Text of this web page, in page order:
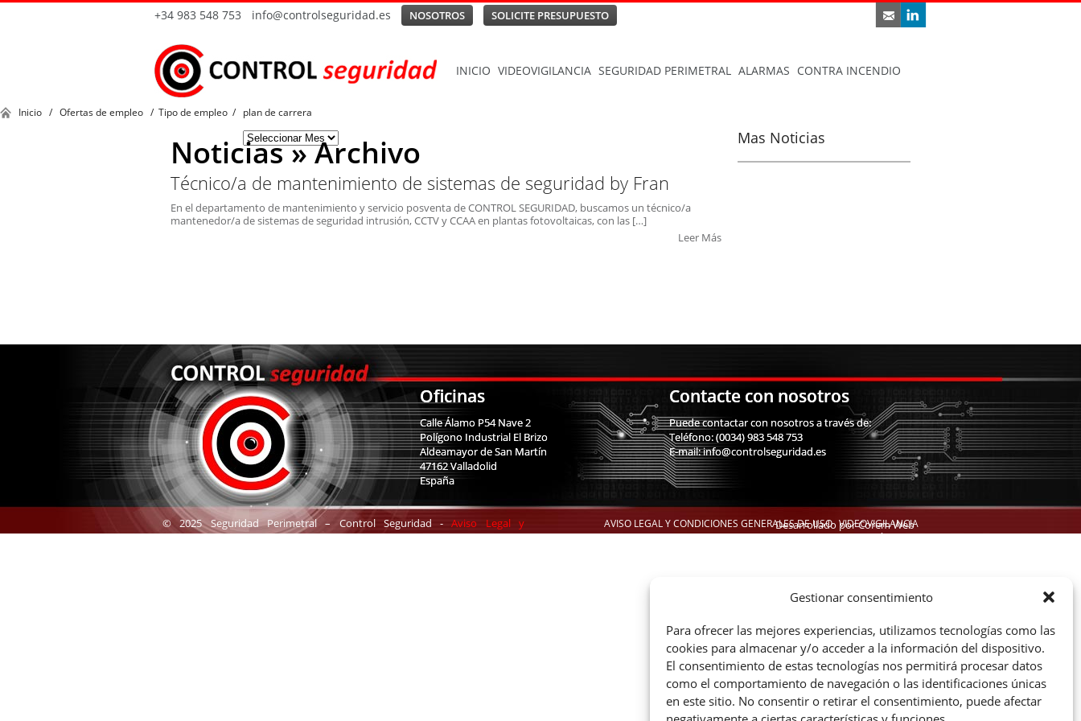
Gestionar consentimiento
Para ofrecer las mejores experiencias, utilizamos tecnologías como las
cookies para almacenar y/o acceder a la información del dispositivo.
El consentimiento de estas tecnologías nos permitirá procesar datos
como el comportamiento de navegación o las identificaciones únicas
en este sitio. No consentir o retirar el consentimiento, puede afectar
+34 983 548 753 info@controlseguridad.es NOSOTROS SOLICITE PRESUPUESTO
INICIO VIDEOVIGILANCIA SEGURIDAD PERIMETRAL ALARMAS CONTRA INCENDIO
Inicio / Ofertas de empleo / Tipo de empleo / plan de carrera
Noticias » Archivo
Técnico/a de mantenimiento de sistemas de seguridad by Fran
En el departamento de mantenimiento y servicio posventa de CONTROL SEGURIDAD, buscamos un técnico/a
mantenedor/a de sistemas de seguridad intrusión, CCTV y CCAA en plantas fotovoltaicas, con las […]
Leer Más
Mas Noticias
Oficinas
Calle Álamo P54 Nave 2
Polígono Industrial El Brizo
Aldeamayor de San Martín
47162 Valladolid
España
Contacte con nosotros
Puede contactar con nosotros a través de:
Teléfono: (0034) 983 548 753
E-mail: info@controlseguridad.es
Desarrollado porCorem Web
© 2025 Seguridad Perimetral – Control Seguridad -Aviso Legal y
Condiciones Generales de Uso
AVISO LEGAL Y CONDICIONES GENERALES DE USO VIDEOVIGILANCIA